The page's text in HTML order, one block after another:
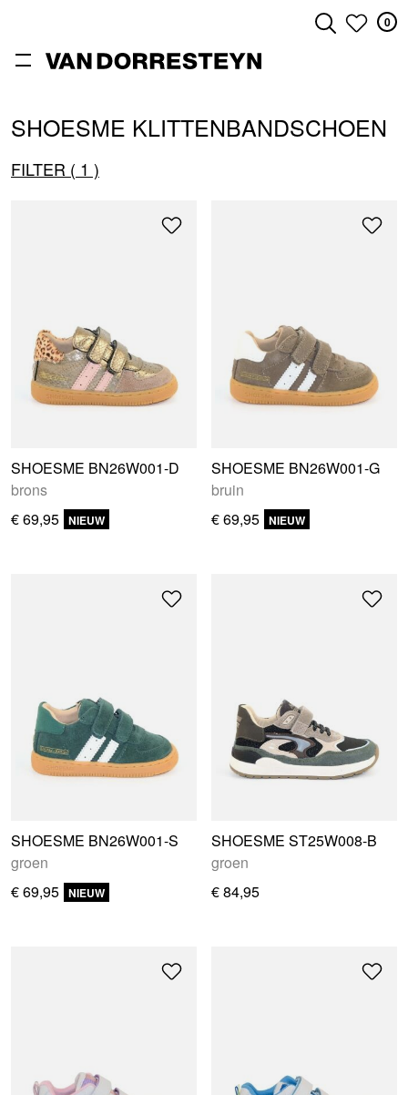
0
SHOESME KLITTENBANDSCHOEN
FILTER 1
SHOESME BN26W001-D
brons
€ 69,95 NIEUW
SHOESME BN26W001-G
bruin
€ 69,95 NIEUW
SHOESME BN26W001-S
groen
€ 69,95 NIEUW
SHOESME ST25W008-B
groen
€ 84,95